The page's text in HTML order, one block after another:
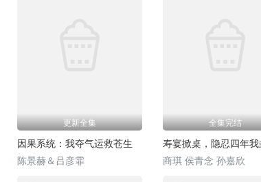
更新全集
因果系统：我夺气运救苍生
陈景赫＆吕彦霏
全集完结
寿宴掀桌，隐忍四年我
商琪 侯青念 孙嘉欣